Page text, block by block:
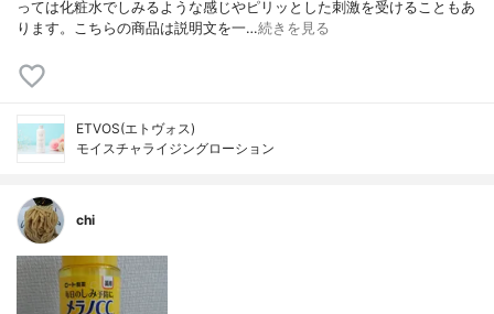
っては化粧水でしみるような感じやピリッとした刺激を受けることもあ
ります。こちらの商品は説明文を一…続きを見る
ETVOS(エトヴォス)
モイスチャライジングローション
chi